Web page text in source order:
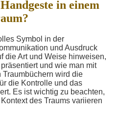
in einem
Symbol in der
und Ausdruck
die Art und Weise hinweisen,
und wie man mit
wird die
die Kontrolle und das
Es ist wichtig zu beachten,
des Traums variieren